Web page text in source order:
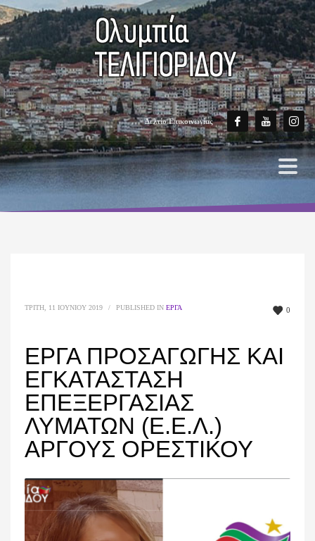
Δελτίο Επικοινωνίας
0
ΤΡΊΤΗ, 11 ΙΟΥΝΊΟΥ 2019 / PUBLISHED IN ΈΡΓΑ
ΕΡΓΑ ΠΡΟΣΑΓΩΓΗΣ ΚΑΙ
ΕΓΚΑΤΑΣΤΑΣΗ
ΕΠΕΞΕΡΓΑΣΙΑΣ
ΛΥΜΑΤΩΝ (Ε.Ε.Λ.)
ΑΡΓΟΥΣ ΟΡΕΣΤΙΚΟΥ